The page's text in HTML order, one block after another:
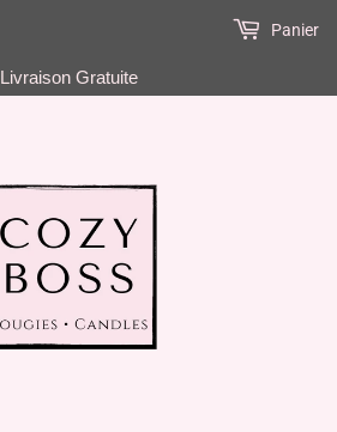
Livraison Gratuite
Panier
FR